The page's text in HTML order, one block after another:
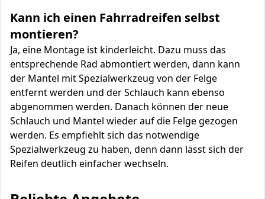
Kann ich einen Fahrradreifen selbst
montieren?
Ja, eine Montage ist kinderleicht. Dazu muss das
entsprechende Rad abmontiert werden, dann kann
der Mantel mit Spezialwerkzeug von der Felge
entfernt werden und der Schlauch kann ebenso
abgenommen werden. Danach können der neue
Schlauch und Mantel wieder auf die Felge gezogen
werden. Es empfiehlt sich das notwendige
Spezialwerkzeug zu haben, denn dann lässt sich der
Reifen deutlich einfacher wechseln.